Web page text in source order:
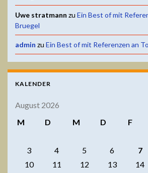
Uwe stratmann zu Ein Best of mit
Bruegel
admin zu Ein Best of mit Referenzen an
KALENDER
August 2026
M
D M D F
3
4 5 6 7
10
11 12 13 14